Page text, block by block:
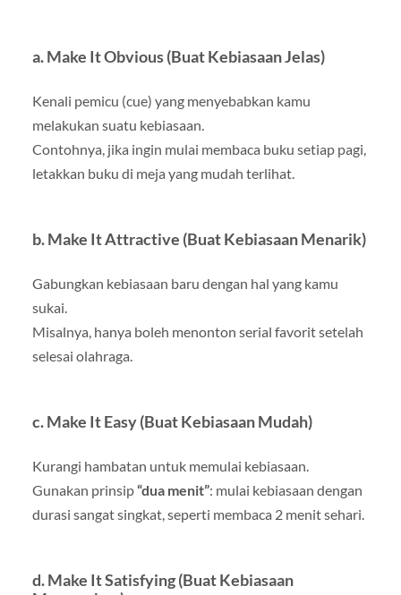
a. Make It Obvious (Buat Kebiasaan Jelas)
Kenali pemicu (cue) yang menyebabkan kamu
melakukan suatu kebiasaan.
Contohnya, jika ingin mulai membaca buku setiap pagi,
letakkan buku di meja yang mudah terlihat.
b. Make It Attractive (Buat Kebiasaan Menarik)
Gabungkan kebiasaan baru dengan hal yang kamu
sukai.
Misalnya, hanya boleh menonton serial favorit setelah
selesai olahraga.
c. Make It Easy (Buat Kebiasaan Mudah)
Kurangi hambatan untuk memulai kebiasaan.
Gunakan prinsip“dua menit”: mulai kebiasaan dengan
durasi sangat singkat, seperti membaca 2 menit sehari.
d. Make It Satisfying (Buat Kebiasaan